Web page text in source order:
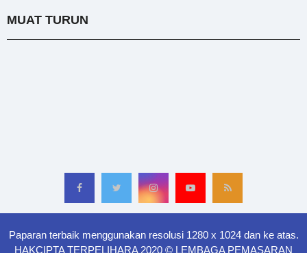
MUAT TURUN
Paparan terbaik menggunakan resolusi 1280 x 1024 dan ke atas.
HAKCIPTA TERPELIHARA 2020 © LEMBAGA PEMASARAN